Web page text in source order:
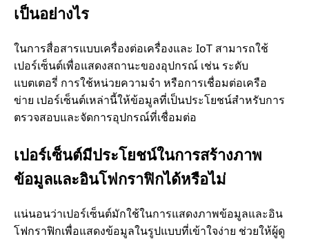
เป็นอย่างไร
ในการสื่อสารแบบเครื่องต่อเครื่องและ IoT สามารถใช้
เปอร์เซ็นต์เพื่อแสดงสถานะของอุปกรณ์ เช่น ระดับ
แบตเตอรี่ การใช้หน่วยความจำ หรือการเชื่อมต่อเครือ
ข่าย เปอร์เซ็นต์เหล่านี้ให้ข้อมูลที่เป็นประโยชน์สำหรับการ
ตรวจสอบและจัดการอุปกรณ์ที่เชื่อมต่อ
เปอร์เซ็นต์มีประโยชน์ในการสร้างภาพ
ข้อมูลและอินโฟกราฟิกได้หรือไม่
แน่นอนว่าเปอร์เซ็นต์มักใช้ในการแสดงภาพข้อมูลและอิน
โฟกราฟิกเพื่อแสดงข้อมูลในรูปแบบที่เข้าใจง่าย ช่วยให้ผู้ดู